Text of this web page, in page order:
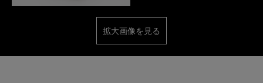
拡大画像を見る